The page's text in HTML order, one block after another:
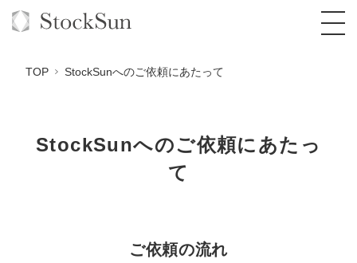
オーダーメイド支援
格安でAI導入支援『あいのりAI』
TOP StockSunへのご依頼にあたって
StockSunへのご依頼にあたっ
て
ご依頼の流れ